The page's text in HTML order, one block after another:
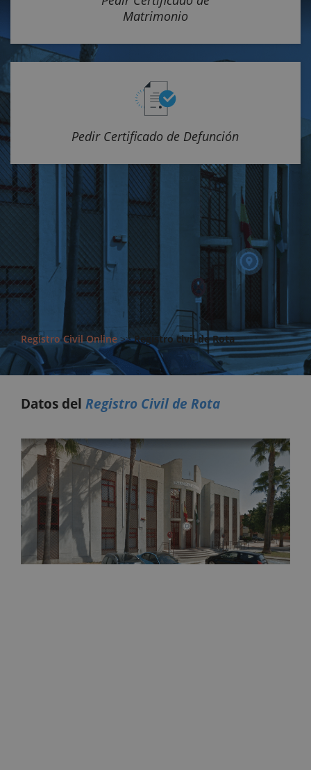
Matrimonio
Pedir Certificado de Defunción
Registro Civil Online >>Registro civil de Rota
Datos del Registro Civil de Rota